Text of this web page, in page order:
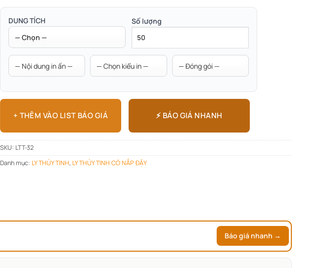
DUNG TÍCH Số lượng
+ THÊM VÀO LIST BÁO GIÁ ⚡ BÁO GIÁ NHANH
SKU: LTT-32
Danh mục: LY THỦY TINH, LY THỦY TINH CÓ NẮP ĐẬY
Báo giá nhanh →